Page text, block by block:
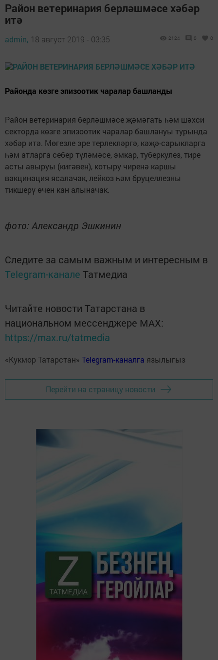
Район ветеринария берләшмәсе хәбәр
итә
admin, 18 август 2019 - 03:35 2124 0 0
Районда көзге эпизоотик чаралар башланды
Район ветеринария берләшмәсе җәмәгать һәм шәхси
секторда көзге эпизоотик чаралар башлануы турында
хәбәр итә. Мөгезле эре терлекләргә, кәҗә-сарыкларга
һәм атларга себер түләмәсе, эмкар, туберкулез, тире
асты авыруы (кигәвен), котыру чиренә каршы
вакцинация ясалачак, лейкоз һәм бруцеллезны
тикшерү өчен кан алыначак.
фото: Александр Эшкинин
Следите за самым важным и интересным в
Telegram-канале Татмедиа
Читайте новости Татарстана в
национальном мессенджере MАХ:
https://max.ru/tatmedia
«Кукмор Татарстан» Telegram-каналга язылыгыз
Перейти на страницу новости